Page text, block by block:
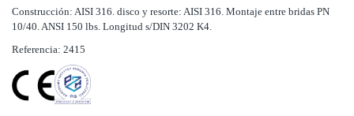
Construcción: AISI 316. disco y resorte: AISI 316. Montaje entre bridas PN
10/40. ANSI 150 lbs. Longitud s/DIN 3202 K4.
Referencia: 2415